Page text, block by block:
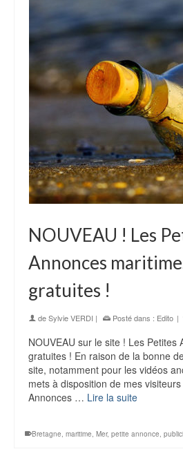
NOUVEAU ! Les
Annonces
gratuites !
deSylvie VERDI | Posté dans : Edito |
NOUVEAU sur le site ! Les Petites
gratuites ! En raison de la bonne
site, notamment pour les vidéos
mets à disposition de mes
Annonces … Lire la suite
Bretagne maritime Mer, petite annonce